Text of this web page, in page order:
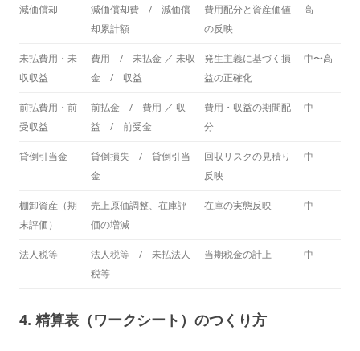
減価償却
減価償却費 / 減価償
却累計額
費用配分と資産価値
の反映
高
未払費用・未
収収益
費用 / 未払金 ／ 未収
金 / 収益
発生主義に基づく損
益の正確化
中〜高
前払費用・前
受収益
前払金 / 費用 ／ 収
益 / 前受金
費用・収益の期間配
分
中
貸倒引当金
貸倒損失 / 貸倒引当
金
回収リスクの見積り
反映
中
棚卸資産（期
末評価）
売上原価調整、在庫評
価の増減
在庫の実態反映 中
法人税等
法人税等 / 未払法人
税等
当期税金の計上 中
4. 精算表（ワークシート）のつくり方